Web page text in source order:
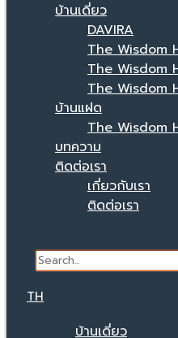
บ้านเดี่ยว
DAVIRA
The Wisdom
The Wisdom
The Wisdom
บ้านแฝด
The Wisdom
บทความ
ติดต่อเรา
เกี่ยวกับเรา
ติดต่อเรา
TH
บ้านเดี่ยว